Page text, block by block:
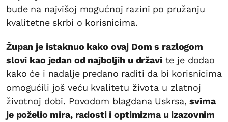
bude na najvišoj mogućnoj razini po pružanju
kvalitetne skrbi o korisnicima.
Župan je istaknuo kako ovaj Dom s razlogom
slovi kao jedan od najboljih u državite je dodao
kako će i nadalje predano raditi da bi korisnicima
omogućili još veću kvalitetu života u zlatnoj
životnoj dobi. Povodom blagdana Uskrsa,svima
je poželio mira, radosti i optimizma u izazovnim